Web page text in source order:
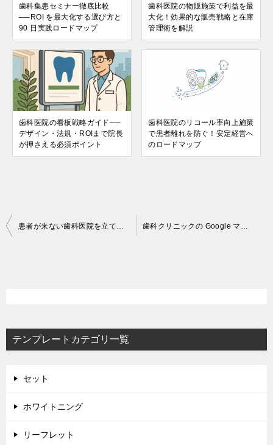
歯科集患セミナー徹底比較
──ROI を最大化する選び方と
90 日実践ロードマップ
歯科医院の物販施策で利益を最
大化！効果的な販売戦略と在庫
管理術を解説
歯科医院の看板戦略ガイド──
デザイン・法規・ROIまで院長
が押さえる必須ポイント
歯科医院のリコール率向上施策
で患者離れを防ぐ！安定経営へ
のロードマップ
投
シ
ン
患者が来ない歯科医院を立て直す完全マニュアル──原因分析からリコール率 80％ への戦略 歯科クリニックの Google マップ口コミ攻略──獲得・管理・悪評対策まで院長が数字で回す完全ガイド
テンプレートカテゴリ一覧
セット
ホワイトニング
リーフレット